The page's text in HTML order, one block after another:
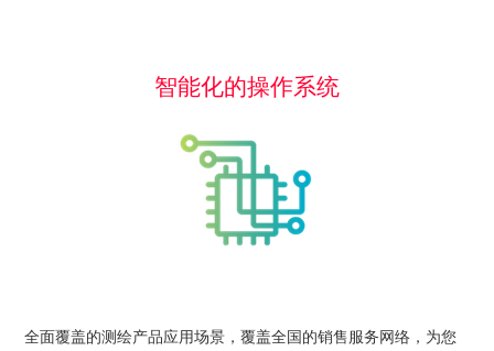
智能化的操作系统
全面覆盖的测绘产品应用场景，覆盖全国的销售服务网络，为您